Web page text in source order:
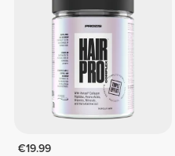
€19.99